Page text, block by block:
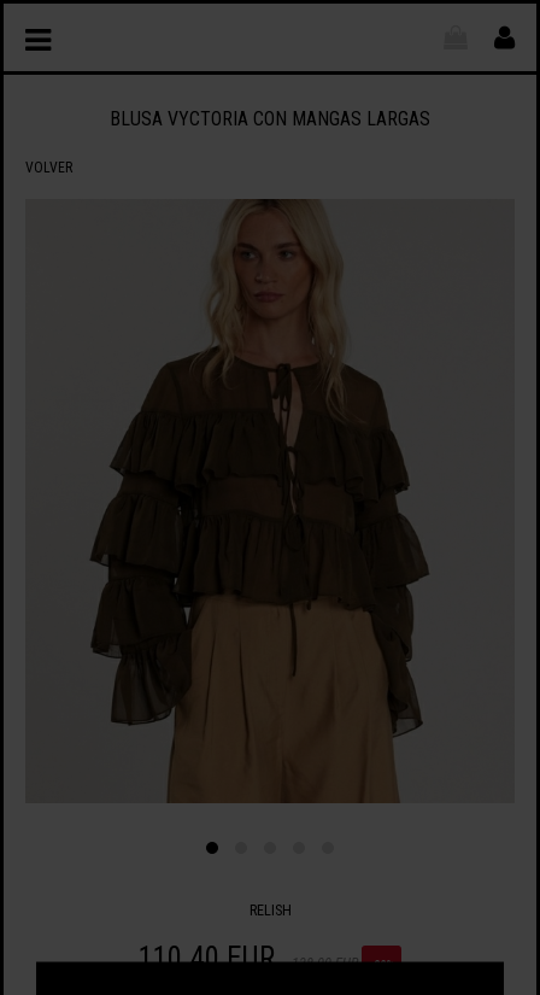
BLUSA VYCTORIA CON MANGAS LARGAS
VOLVER
RELISH
110.40 EUR 138.00 EUR -20%